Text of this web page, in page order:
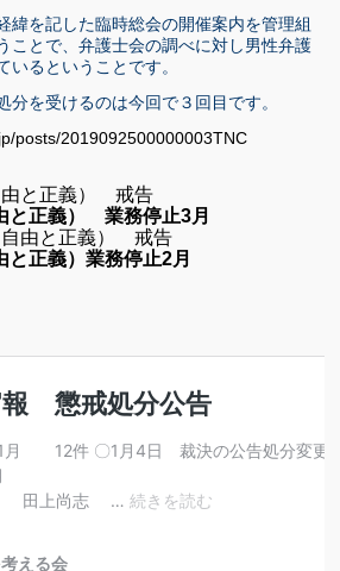
緯を記した臨時総会の開催案内を管理組
ことで、弁護士会の調べに対し男性弁護
いるということです。
分を受けるのは今回で３回目です。
posts/2019092500000003TNC
と正義） 戒告
正義） 業務停止3月
由と正義） 戒告
正義）業務停止2月